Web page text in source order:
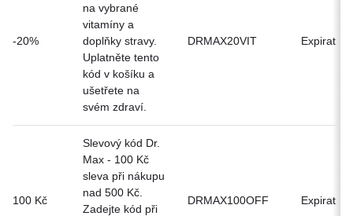
-20%
na vybrané
vitamíny a
doplňky stravy.
Uplatněte tento
kód v košíku a
ušetřete na
svém zdraví.
DRMAX20VIT Expirat
100 Kč
Slevový kód Dr.
Max - 100 Kč
sleva při nákupu
nad 500 Kč.
Zadejte kód při
DRMAX100OFF Expirat